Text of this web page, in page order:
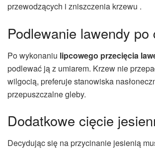
przewodzących i zniszczenia krzewu .
Podlewanie lawendy po
Po wykonaniu lipcowego przecięcia
podlewać ją z umiarem. Krzew nie
wilgocią, preferuje stanowiska
przepuszczalne gleby.
Dodatkowe cięcie
Decydując się na przycinanie jesienią